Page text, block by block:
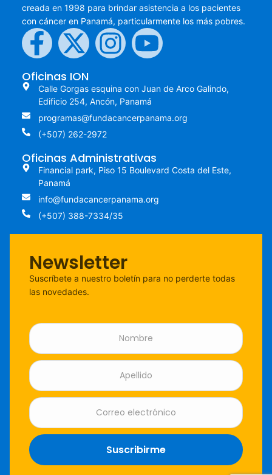
creada en 1998 para brindar asistencia a los pacientes
con cáncer en Panamá, particularmente los más pobres.
Oficinas ION
Calle Gorgas esquina con Juan de Arco Galindo,
Edificio 254, Ancón, Panamá
programas@fundacancerpanama.org
(+507) 262-2972
Oficinas Administrativas
Financial park, Piso 15 Boulevard Costa del Este,
Panamá
info@fundacancerpanama.org
(+507) 388-7334/35
Newsletter
Suscríbete a nuestro boletín para no perderte todas
las novedades.